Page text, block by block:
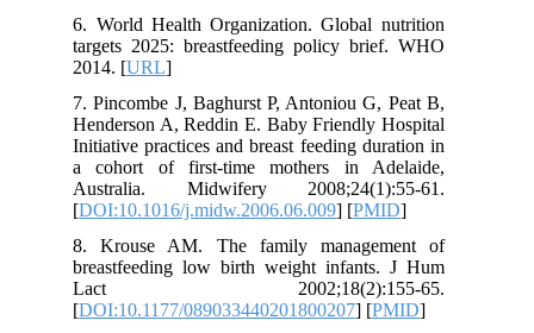
6. World Health Organization. Global nutrition
targets 2025: breastfeeding policy brief. WHO
2014. [URL
7. Pincombe J, Baghurst P, Antoniou G, Peat B,
Henderson A, Reddin E. Baby Friendly Hospital
Initiative practices and breast feeding duration in
a cohort of first-time mothers in Adelaide,
Australia. Midwifery 2008;24(1):55-61.
[DOI:10.1016/j.midw.2006.06.009] [PMID
8. Krouse AM. The family management of
breastfeeding low birth weight infants. J Hum
Lact 2002;18(2):155-65.
[DOI:10.1177/089033440201800207] [PMID